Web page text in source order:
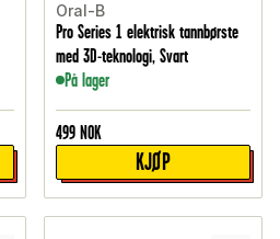
Oral-B
Pro Series 1 elektrisk tannbørste
med 3D-teknologi, Svart
På lager
499 NOK
KJØP